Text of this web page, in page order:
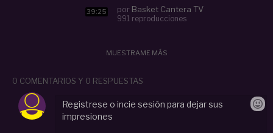
39:25 por Basket Cantera TV
991 reproducciones
MUESTRAME MÁS
0 COMENTARIOS Y 0 RESPUESTAS